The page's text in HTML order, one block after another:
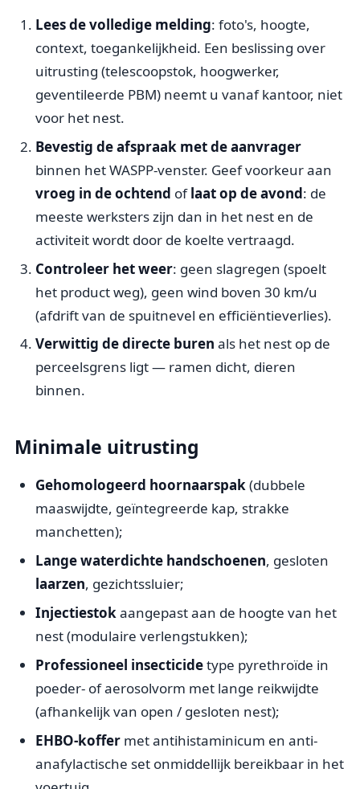
Lees de volledige melding: foto's, hoogte,
context, toegankelijkheid. Een beslissing over
uitrusting (telescoopstok, hoogwerker,
geventileerde PBM) neemt u vanaf kantoor, niet
voor het nest.
Bevestig de afspraak met de aanvrager
binnen het WASPP-venster. Geef voorkeur aan
vroeg in de ochtend oflaat op de avond: de
meeste werksters zijn dan in het nest en de
activiteit wordt door de koelte vertraagd.
Controleer het weer: geen slagregen (spoelt
het product weg), geen wind boven 30 km/u
(afdrift van de spuitnevel en efficiëntieverlies).
Verwittig de directe buren als het nest op de
perceelsgrens ligt — ramen dicht, dieren
binnen.
Minimale uitrusting
Gehomologeerd hoornaarspak(dubbele
maaswijdte, geïntegreerde kap, strakke
manchetten);
Lange waterdichte handschoenen, gesloten
laarzen, gezichtssluier;
Injectiestokaangepast aan de hoogte van het
nest (modulaire verlengstukken);
Professioneel insecticidetype pyrethroïde in
poeder- of aerosolvorm met lange reikwijdte
(afhankelijk van open / gesloten nest);
EHBO-koffermet antihistaminicum en anti-
anafylactische set onmiddellijk bereikbaar in het